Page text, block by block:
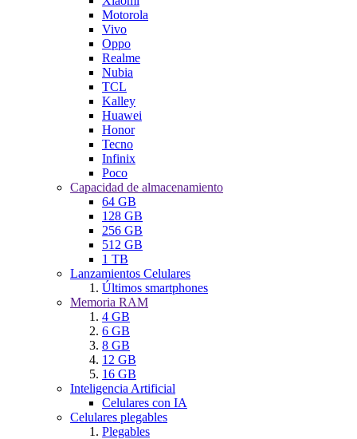
Motorola
Vivo
Oppo
Realme
Nubia
TCL
Kalley
Huawei
Honor
Tecno
Infinix
Poco
Capacidad de almacenamiento
64 GB
128 GB
256 GB
512 GB
1 TB
Lanzamientos Celulares
Últimos smartphones
Memoria RAM
4 GB
6 GB
8 GB
12 GB
16 GB
Inteligencia Artificial
Celulares con IA
Celulares plegables
Plegables